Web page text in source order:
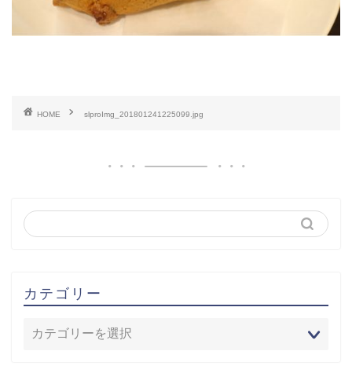
HOME slproImg_201801241225099.jpg
カテゴリー